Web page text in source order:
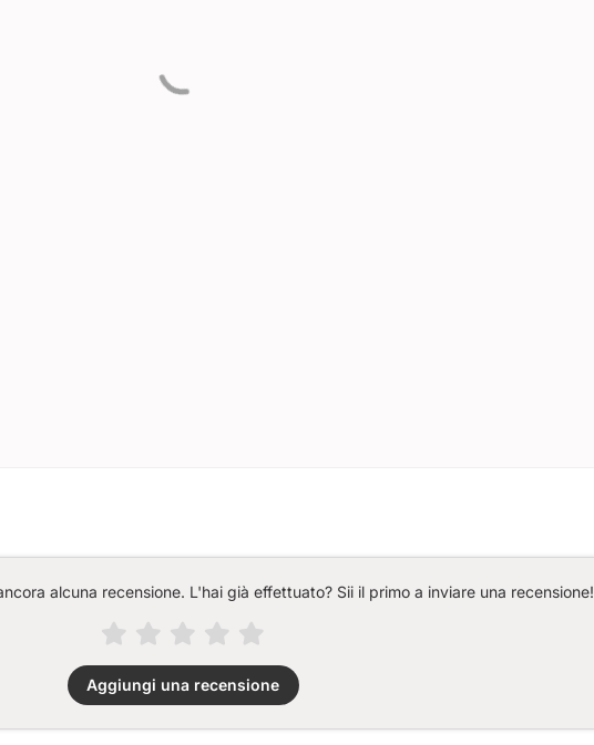
alcuna recensione. L'hai già effettuato? Sii il primo a inviare una recensione!
Aggiungi una recensione